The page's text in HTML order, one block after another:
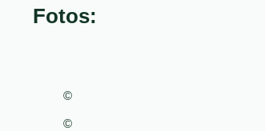
Fotos:
©
©